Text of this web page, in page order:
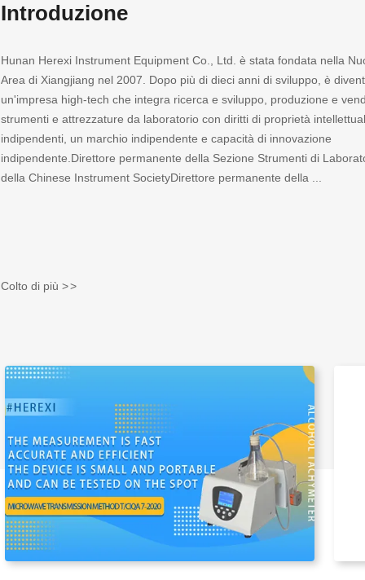
Introduzione
Hunan Herexi Instrument Equipment Co., Ltd. è stata fondata nella
Area di Xiangjiang nel 2007. Dopo più di dieci anni di sviluppo, è
un'impresa high-tech che integra ricerca e sviluppo, produzione e
strumenti e attrezzature da laboratorio con diritti di proprietà
indipendenti, un marchio indipendente e capacità di innovazione
indipendente.Direttore permanente della Sezione Strumenti di
della Chinese Instrument SocietyDirettore permanente della ...
Colto di più >>